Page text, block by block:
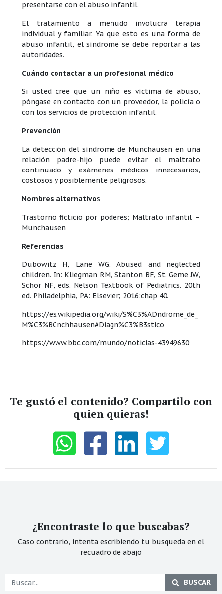
presentarse con el abuso infantil.
El tratamiento a menudo involucra terapia
individual y familiar. Ya que esto es una forma de
abuso infantil, el síndrome se debe reportar a las
autoridades.
Cuándo contactar a un profesional médico
Si usted cree que un niño es víctima de abuso,
póngase en contacto con un proveedor, la policía o
con los servicios de protección infantil.
Prevención
La detección del síndrome de Munchausen en una
relación padre-hijo puede evitar el maltrato
continuado y exámenes médicos innecesarios,
costosos y posiblemente peligrosos.
Nombres alternativos
Trastorno ficticio por poderes; Maltrato infantil –
Munchausen
Referencias
Dubowitz H, Lane WG. Abused and neglected
children. In: Kliegman RM, Stanton BF, St. Geme JW,
Schor NF, eds. Nelson Textbook of Pediatrics. 20th
ed. Philadelphia, PA: Elsevier; 2016:chap 40.
https://es.wikipedia.org/wiki/S%C3%ADndrome_de_
M%C3%BCnchhausen#Diagn%C3%B3stico
https://www.bbc.com/mundo/noticias-43949630
Te gustó el contenido? Compartilo con
quien quieras!
¿Encontraste lo que buscabas?
Caso contrario, intenta escribiendo tu busqueda en el
recuadro de abajo
BUSCAR